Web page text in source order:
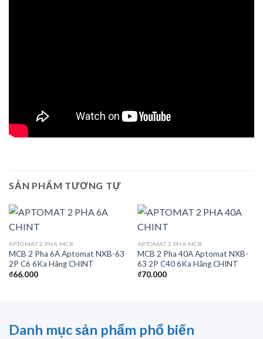
SẢN PHẨM TƯƠNG TỰ
APTOMAT 2 PHA MCB
MCB 2 Pha 6A Aptomat NXB-63
2P C6 6Ka Hãng CHINT
₫66.000
APTOMAT 2 PHA MCB
MCB 2 Pha 40A Aptomat NXB-
63 2P C40 6Ka Hãng CHINT
₫70.000
Danh mục sản phẩm phổ biến